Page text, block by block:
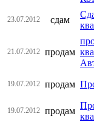
23.07.2012 сдам
21.07.2012 продам
19.07.2012 продам
19.07.2012 продам